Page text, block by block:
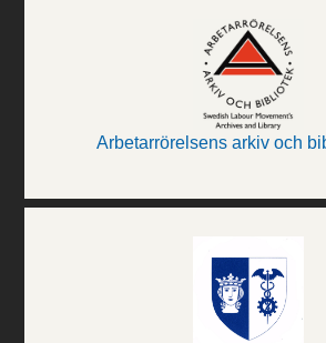
Arbetarrörelsens arkiv och